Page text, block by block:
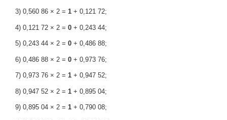
3) 0,560 86 × 2 = 1+ 0,121 72;
4) 0,121 72 × 2 = 0+ 0,243 44;
5) 0,243 44 × 2 = 0+ 0,486 88;
6) 0,486 88 × 2 = 0+ 0,973 76;
7) 0,973 76 × 2 = 1+ 0,947 52;
8) 0,947 52 × 2 = 1+ 0,895 04;
9) 0,895 04 × 2 = 1+ 0,790 08;